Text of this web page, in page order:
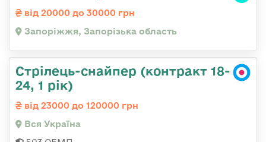
від 20000 до 30000 грн
Запоріжжя, Запорізька область
Стрілець-снайпер (контракт 18-
24, 1 рік)
від 23000 до 120000 грн
Вся Україна